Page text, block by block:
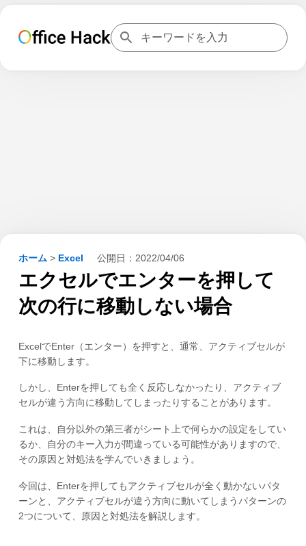
ホーム > Excel 公開日： 2022/04/06
エクセルでエンターを押して
次の行に移動しない場合
ExcelでEnter（エンター）を押すと、通常、アクティブセルが
下に移動します。
しかし、Enterを押しても全く反応しなかったり、アクティブ
セルが違う方向に移動してしまったりすることがあります。
これは、自分以外の第三者がシート上で何らかの設定をしてい
るか、自分のキー入力が間違っている可能性がありますので、
その原因と対処法を学んでいきましょう。
今回は、Enterを押してもアクティブセルが全く動かないパタ
ーンと、アクティブセルが違う方向に動いてしまうパターンの
2つについて、原因と対処法を解説します。